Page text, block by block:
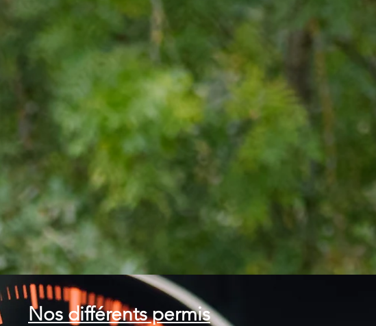
chaque instant.
Nos différents permis